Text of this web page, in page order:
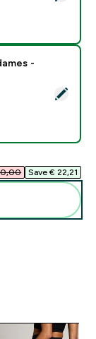
voor
-
Save € 22,21‎